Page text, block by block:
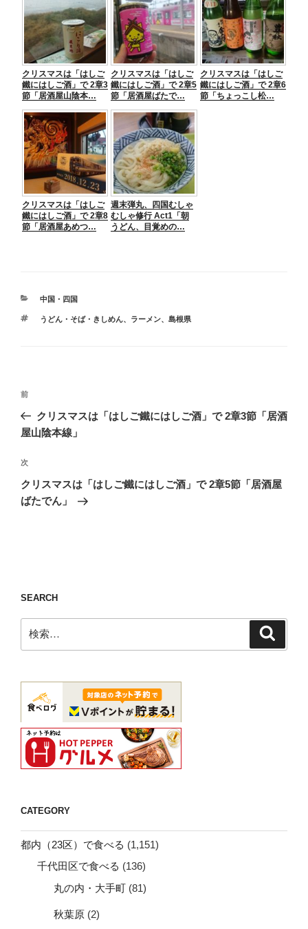
クリスマスは「はしご
鐵にはしご酒」で 2章3
節「居酒屋山陰本…
クリスマスは「はしご
鐵にはしご酒」で 2章5
節「居酒屋ばたで…
クリスマスは「はしご
鐵にはしご酒」で 2章6
節「ちょっこし松…
クリスマスは「はしご
鐵にはしご酒」で 2章8
節「居酒屋あめつ…
週末弾丸、四国むしゃ
むしゃ修行 Act1「朝
うどん、目覚めの…
カ
ゴ
中国・四国
タ
うどん・そば・きしめん、 ラーメン、 島根県
投
ナ
ゲ
ー
シ
前
の
投
前
クリスマスは「はしご鐵にはしご酒」で 2章3節「居酒
屋山陰本線」
次
の
投
次
クリスマスは「はしご鐵にはしご酒」で 2章5節「居酒屋
ばたでん」
SEARCH
索:
CATEGORY
都内（23区）で食べる (1,151)
千代田区で食べる (136)
丸の内・大手町 (81)
秋葉原 (2)